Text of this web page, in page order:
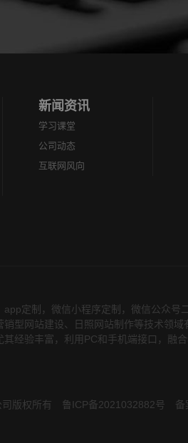
、登陆账号，选
OpenAI就又
新闻资讯
学习课堂
公司动态
互联网风向
定制，微信小程序定制，微信公众号
型网站建设、日照网站制作等技术领
经验丰富，利用PC和手机端接口，融
版权所有 鲁ICP备2021032882号 备